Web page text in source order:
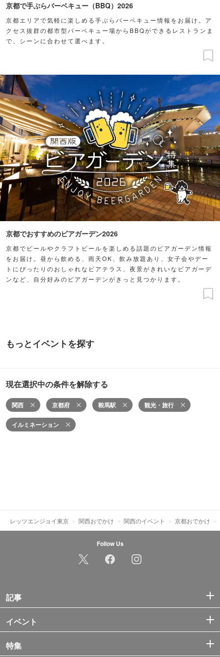
京都で手ぶらバーベキュー（BBQ）2026
京都エリアで気軽に楽しめる手ぶらバーベキュー情報をお届け。ア
クセス抜群の都市型バーベキュー場からBBQができるレストランま
で、シーンに合わせて選べます。
京都でおすすめのビアガーデン2026
京都でビールやクラフトビールを楽しめる話題のビアガーデン情報
をお届け。昼から飲める、雨天OK、飲み放題あり、女子会やデー
トにぴったりのおしゃれなビアテラス、夜景がきれいなビアガーデ
ンなど、自分好みのビアガーデンがきっと見つかります。
もっとイベントを探す
現在選択中の条件を解除する
関西 京都府 鞍馬駅 観光・旅行
イルミネーション
レッツエンジョイ東京 関西おでかけ 関西のイベント 京都おでかけ
Follow Us
記事
イベント
特集